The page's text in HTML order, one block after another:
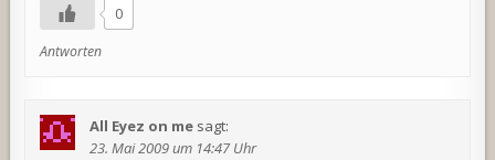
0
Antworten
All Eyez on me sagt:
23. Mai 2009 um 14:47 Uhr